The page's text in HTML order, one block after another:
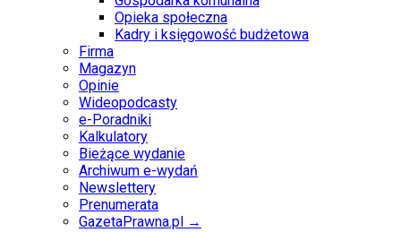
Opieka społeczna
Kadry i księgowość budżetowa
Firma
Magazyn
Opinie
Wideopodcasty
e-Poradniki
Kalkulatory
Bieżące wydanie
Archiwum e-wydań
Newslettery
Prenumerata
GazetaPrawna.pl →